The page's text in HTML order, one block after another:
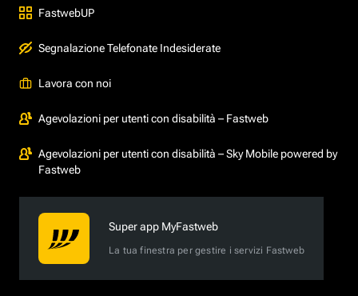
FastwebUP
Segnalazione Telefonate Indesiderate
Lavora con noi
Agevolazioni per utenti con disabilità – Fastweb
Agevolazioni per utenti con disabilità – Sky Mobile powered by
Fastweb
Super app MyFastweb
La tua finestra per gestire i servizi Fastweb